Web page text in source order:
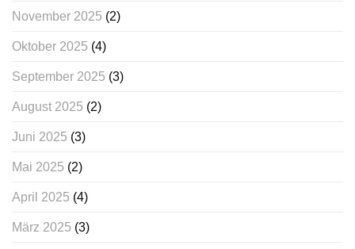
November 2025 (2)
Oktober 2025 (4)
September 2025 (3)
August 2025 (2)
Juni 2025 (3)
Mai 2025 (2)
April 2025 (4)
März 2025 (3)